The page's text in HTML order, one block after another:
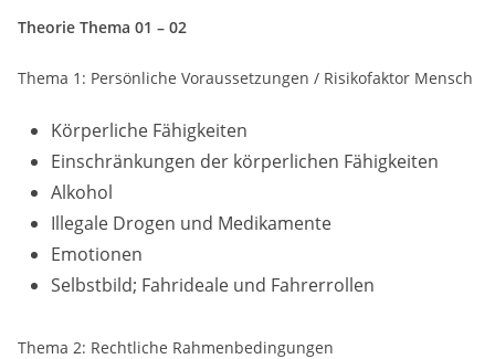
Theorie Thema 01 – 02
Thema 1: Persönliche Voraussetzungen / Risikofaktor Mensch
Körperliche Fähigkeiten
Einschränkungen der körperlichen Fähigkeiten
Alkohol
Illegale Drogen und Medikamente
Emotionen
Selbstbild; Fahrideale und Fahrerrollen
Thema 2: Rechtliche Rahmenbedingungen